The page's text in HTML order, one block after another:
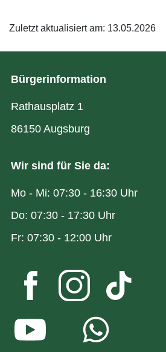
Zuletzt aktualisiert am: 13.05.2026
Bürgerinformation
Rathausplatz 1
86150 Augsburg
Wir sind für Sie da:
Mo - Mi: 07:30 - 16:30 Uhr
Do: 07:30 - 17:30 Uhr
Fr: 07:30 - 12:00 Uhr